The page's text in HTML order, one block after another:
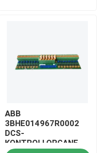
ABB
3BHE014967R0002
DCS-
KONTROLLORGANE